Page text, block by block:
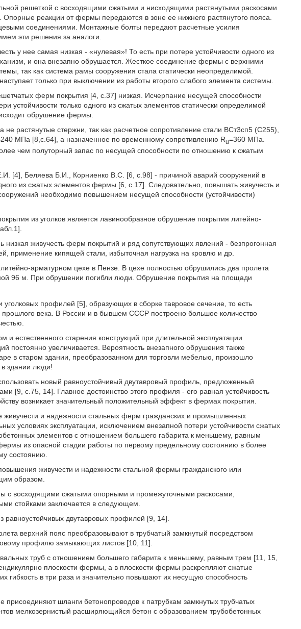
решеткой с восходящими сжатыми и нисходящими растянутыми раскосами
реакции от фермы передаются в зоне ее нижнего растянутого пояса.
соединениями. Монтажные болты передают расчетные усилия
эти решения за аналоги.
у нее самая низкая - «нулевая»! То есть при потере устойчивости одного из
и она внезапно обрушается. Жесткое соединение фермы с верхними
так как система рамы сооружения стала статически неопределимой.
только при выключении из работы второго слабого элемента системы.
ферм покрытия [4, с.37] низкая. Исчерпание несущей способности
устойчивости только одного из сжатых элементов статически определимой
обрушение фермы.
растянутые стержни, так как расчетное сопротивление стали ВСт3сп5 (С255),
МПа [8,с.64], а назначенное по временному сопротивлению Ru=360 МПа.
чем полуторный запас по несущей способности по отношению к сжатым
[4], Беляева Б.И., Корниенко B.C. [6, c.98] - причиной аварий сооружений в
из сжатых элементов фермы [6, с.17]. Следовательно, повышать живучесть и
необходимо повышением несущей способности (устойчивости)
из уголков является лавинообразное обрушение покрытия литейно-
живучесть ферм покрытий и ряд сопутствующих явлений - безпрогонная
применение кипящей стали, избыточная нагрузка на кровлю и др.
арматурном цехе в Пензе. В цехе полностью обрушились два пролета
96 м. При обрушении погибли люди. Обрушение покрытия на площади
профилей [5], образующих в сборке тавровое сечение, то есть
века. В России и в бывшем СССР построено большое количество
и естественного старения конструкций при длительной эксплуатации
постоянно увеличивается. Вероятность внезапного обрушения также
в старом здании, преобразованном для торговли мебелью, произошло
здании люди!
новый равноустойчивый двутавровый профиль, предложенный
[9, с.75, 14]. Главное достоинство этого профиля - его равная устойчивость
возникает значительный положительный эффект в фермах покрытия.
живучести и надежности стальных ферм гражданских и промышленных
условиях эксплуатации, исключением внезапной потери устойчивости сжатых
элементов с отношением большего габарита к меньшему, равным
из опасной стадии работы по первому предельному состоянию в более
состоянию.
живучести и надежности стальной фермы гражданского или
образом.
с восходящими сжатыми опорными и промежуточными раскосами,
стойками заключается в следующем.
двутавровых профилей [9, 14].
верхний пояс преобразовывают в трубчатый замкнутый посредством
профилю замыкающих листов [10, 11].
труб с отношением большего габарита к меньшему, равным трем [11, 15,
плоскости фермы, а в плоскости фермы раскрепляют сжатые
гибкость в три раза и значительно повышают их несущую способность
шланги бетонопроводов к патрубкам замкнутых трубчатых
мелкозернистый расширяющийся бетон с образованием трубобетонных